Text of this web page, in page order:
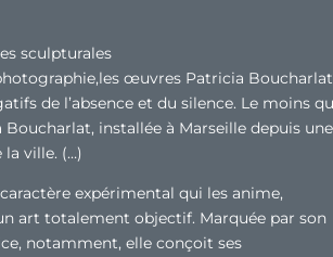
sculpturales
œuvres Patricia Boucharlat
de l’absence et du silence. Le moins
Boucharlat, installée à Marseille depuis une
la ville. (…)
expérimental qui les anime,
art totalement objectif. Marquée par son
notamment, elle conçoit ses